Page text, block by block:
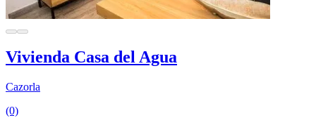
Vivienda Casa del Agua
Cazorla
(0)